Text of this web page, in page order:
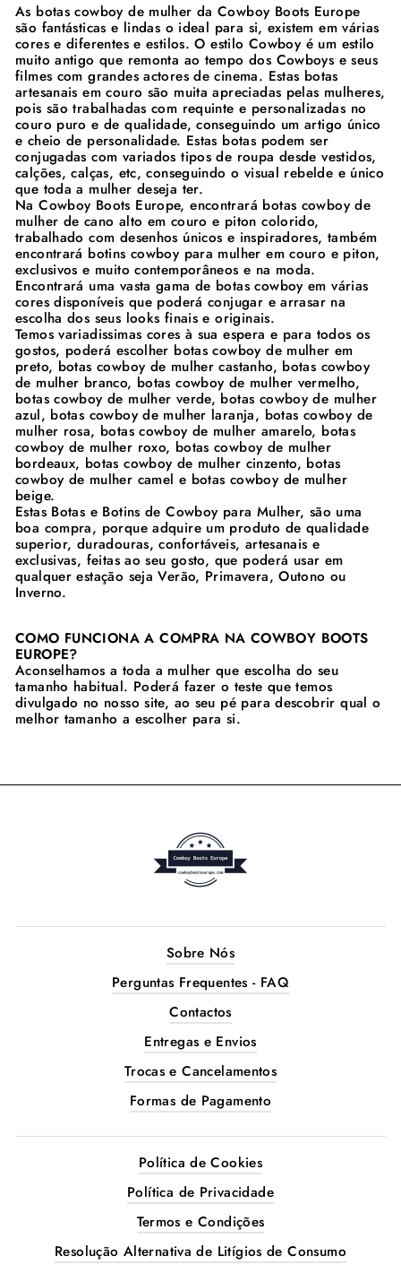
As botas cowboy de mulher da Cowboy Boots Europe
são fantásticas e lindas o ideal para si, existem em várias
cores e diferentes e estilos. O estilo Cowboy é um estilo
muito antigo que remonta ao tempo dos Cowboys e seus
filmes com grandes actores de cinema. Estas botas
artesanais em couro são muita apreciadas pelas mulheres,
pois são trabalhadas com requinte e personalizadas no
couro puro e de qualidade, conseguindo um artigo único
e cheio de personalidade. Estas botas podem ser
conjugadas com variados tipos de roupa desde vestidos,
calções, calças, etc, conseguindo o visual rebelde e único
que toda a mulher deseja ter.
Na Cowboy Boots Europe, encontrará botas cowboy de
mulher de cano alto em couro e piton colorido,
trabalhado com desenhos únicos e inspiradores, também
encontrará botins cowboy para mulher em couro e piton,
exclusivos e muito contemporâneos e na moda.
Encontrará uma vasta gama de botas cowboy em várias
cores disponíveis que poderá conjugar e arrasar na
escolha dos seus looks finais e originais.
Temos variadissimas cores à sua espera e para todos os
gostos, poderá escolher botas cowboy de mulher em
preto, botas cowboy de mulher castanho, botas cowboy
de mulher branco, botas cowboy de mulher vermelho,
botas cowboy de mulher verde, botas cowboy de mulher
azul, botas cowboy de mulher laranja, botas cowboy de
mulher rosa, botas cowboy de mulher amarelo, botas
cowboy de mulher roxo, botas cowboy de mulher
bordeaux, botas cowboy de mulher cinzento, botas
cowboy de mulher camel e botas cowboy de mulher
beige.
Estas Botas e Botins de Cowboy para Mulher, são uma
boa compra, porque adquire um produto de qualidade
superior, duradouras, confortáveis, artesanais e
exclusivas, feitas ao seu gosto, que poderá usar em
qualquer estação seja Verão, Primavera, Outono ou
Inverno.
COMO FUNCIONA A COMPRA NA COWBOY BOOTS
EUROPE?
Aconselhamos a toda a mulher que escolha do seu
tamanho habitual. Poderá fazer o teste que temos
divulgado no nosso site, ao seu pé para descobrir qual o
melhor tamanho a escolher para si.
Sobre Nós
Perguntas Frequentes - FAQ
Contactos
Entregas e Envios
Trocas e Cancelamentos
Formas de Pagamento
Política de Cookies
Política de Privacidade
Termos e Condições
Resolução Alternativa de Litígios de Consumo